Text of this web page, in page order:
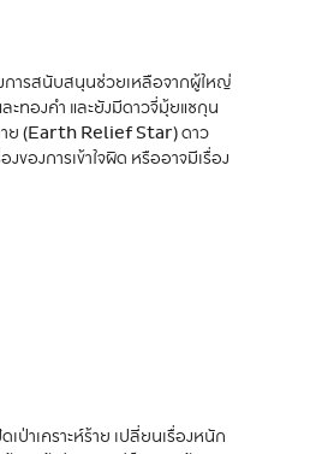
งการสนับสนุนช่วยเหลือจากผู้ใหญ่
ะทองคำ และยังมีดาวจี่มุ้ยแชกุน
ลาย (Earth Relief Star) ดาว
องการเข้าใจผิด หรืออาจมีเรื่อง
ป่าเคราะห์ร้าย เปลี่ยนเรื่องหนัก